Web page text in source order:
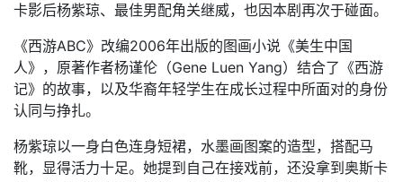
卡影后杨紫琼、最佳男配角关继威，也因本剧再次于碰面。
《西游ABC》改编2006年出版的图画小说《美生中国
人》，原著作者杨谨伦（Gene Luen Yang）结合了《西游
记》的故事，以及华裔年轻学生在成长过程中所面对的身份
认同与挣扎。
杨紫琼以一身白色连身短裙，水墨画图案的造型，搭配马
靴，显得活力十足。她提到自己在接戏前，还没拿到奥斯卡